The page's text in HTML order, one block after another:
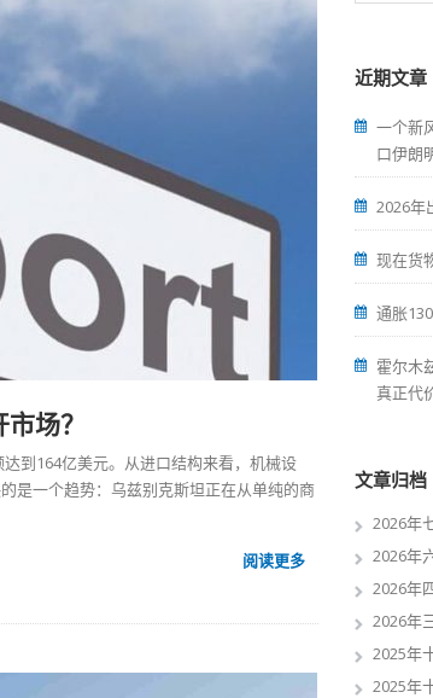
场？
到164亿美元。从进口结构来看，机械设
是一个趋势：乌兹别克斯坦正在从单纯的商
阅读更多
近期文章
一个新
口伊朗
2026年
现在货
通胀
霍尔木
真正代
文章归档
2026年
2026年
2026年
2026年
2025年
2025年